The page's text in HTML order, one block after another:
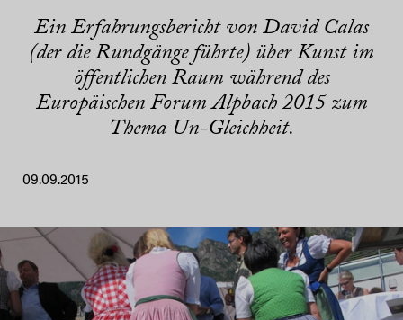
Ein Erfahrungsbericht von David Calas
(der die Rundgänge führte) über Kunst im
öffentlichen Raum während des
Europäischen Forum Alpbach 2015 zum
Thema Un-Gleichheit.
09.09.2015